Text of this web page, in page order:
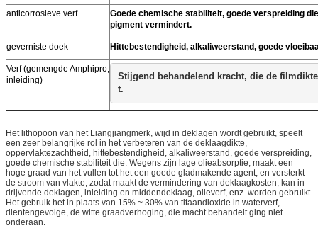
anticorrosieve verf
Goede chemische stabiliteit, goede verspreiding
pigment vermindert.
geverniste doek Hittebestendigheid, alkaliweerstand, goede
Verf (gemengde Amphipro,
inleiding)
Stijgend behandelend kracht, die de
t.
Het lithopoon van het Liangjiangmerk, wijd in deklagen wordt gebruikt, speelt
een zeer belangrijke rol in het verbeteren van de deklaagdikte,
oppervlaktezachtheid, hittebestendigheid, alkaliweerstand, goede verspreiding,
goede chemische stabiliteit die. Wegens zijn lage olieabsorptie, maakt een
hoge graad van het vullen tot het een goede gladmakende agent, en versterkt
de stroom van vlakte, zodat maakt de vermindering van deklaagkosten, kan in
drijvende deklagen, inleiding en middendeklaag, olieverf, enz. worden gebruikt.
Het gebruik het in plaats van 15% ~ 30% van titaandioxide in waterverf,
dientengevolge, de witte graadverhoging, die macht behandelt ging niet
onderaan.